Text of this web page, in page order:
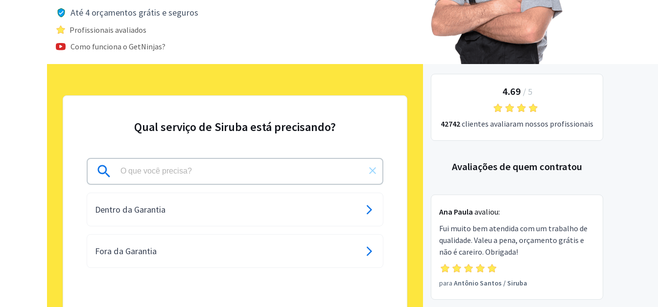
Até 4 orçamentos grátis e seguros
Profissionais avaliados
Como funciona o GetNinjas?
Qual serviço de Siruba está precisando?
Dentro da Garantia
Fora da Garantia
4.69 / 5
42742clientes avaliaram nossos profissionais
Avaliações de quem contratou
Ana Paula avaliou:
Fui muito bem atendida com um trabalho de
qualidade. Valeu a pena, orçamento grátis e
não é careiro. Obrigada!
para Antônio Santos /Siruba